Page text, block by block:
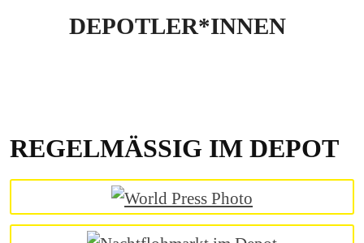
DEPOTLER*INNEN
REGELMÄSSIG IM DEPOT